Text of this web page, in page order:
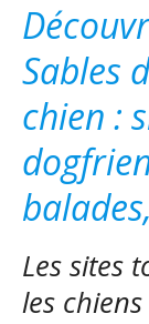
Sables
chien :
Les sites
les chiens